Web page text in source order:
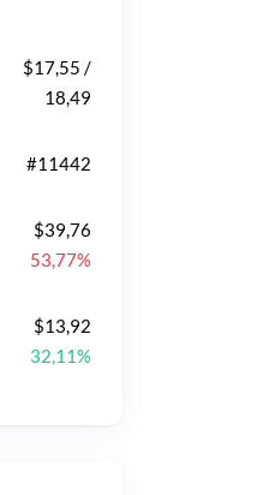
$17,55 /
18,49
#11442
$39,76
53,77%
$13,92
32,11%